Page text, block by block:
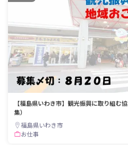
【福島県いわき市】観光振興に取り組む
集）
福島県いわき市
お仕事